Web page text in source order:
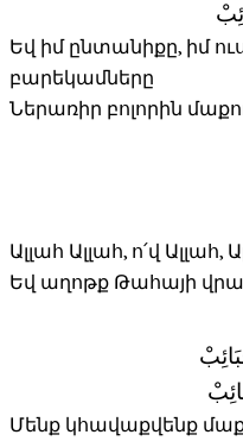
Եվ իմ ընտանիքը, իմ
բարեկամները
Ներառիր բոլորին
Ալլահ Ալլահ, ո՛վ Ալլահ,
Եվ աղոթք Թահայի
Մենք կհավաքվենք